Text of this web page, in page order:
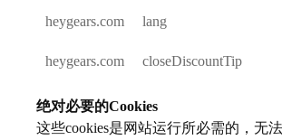
heygears.com lang
heygears.com closeDiscountTip
绝对必要的Cookies
这些cookies是网站运行所必需的，无